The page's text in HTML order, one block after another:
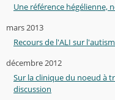
Une référence hégélienne,
mars 2013
Recours de l'ALI sur
décembre 2012
Sur la clinique du noeud à
discussion